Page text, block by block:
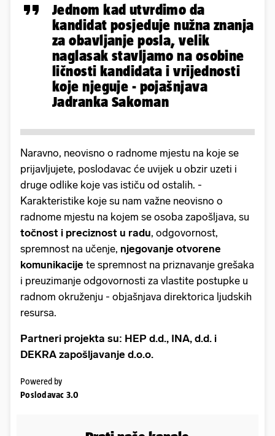
Jednom kad utvrdimo da
kandidat posjeduje nužna znanja
za obavljanje posla, velik
naglasak stavljamo na osobine
ličnosti kandidata i vrijednosti
koje njeguje - pojašnjava
Jadranka Sakoman
Naravno, neovisno o radnome mjestu na koje se
prijavljujete, poslodavac će uvijek u obzir uzeti i
druge odlike koje vas ističu od ostalih. -
Karakteristike koje su nam važne neovisno o
radnome mjestu na kojem se osoba zapošljava, su
točnost i preciznost u radu, odgovornost,
spremnost na učenje, njegovanje otvorene
komunikacije te spremnost na priznavanje grešaka
i preuzimanje odgovornosti za vlastite postupke u
radnom okruženju - objašnjava direktorica ljudskih
resursa.
Partneri projekta su: HEP d.d., INA, d.d. i
DEKRA zapošljavanje d.o.o.
Powered by
Poslodavac 3.0